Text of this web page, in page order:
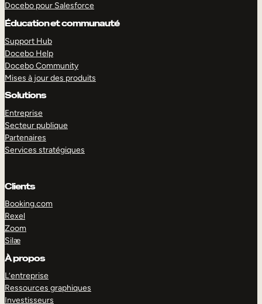
Docebo pour Salesforce
Éducation et communauté
Support Hub
Docebo Help
Docebo Community
Mises à jour des produits
Solutions
Entreprise
Secteur publique
Partenaires
Services stratégiques
Clients
Booking.com
Rexel
Zoom
Silæ
À propos
L’entreprise
Ressources graphiques
Investisseurs